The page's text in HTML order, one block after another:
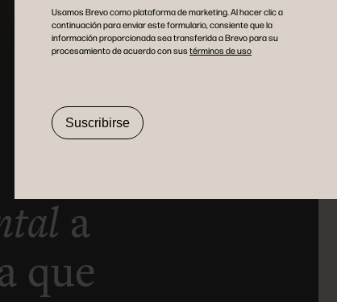
a
que
Usamos Brevo como plataforma de marketing. Al hacer clic a
continuación para enviar este formulario, consiente que la
información proporcionada sea transferida a Brevo para su
procesamiento de acuerdo con sustérminos de uso
Suscribirse